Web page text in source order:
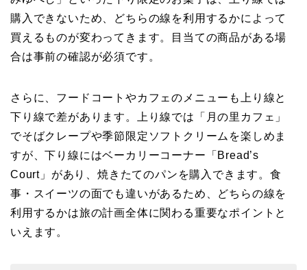
購入できないため、どちらの線を利用するかによって
買えるものが変わってきます。目当ての商品がある場
合は事前の確認が必須です。
さらに、フードコートやカフェのメニューも上り線と
下り線で差があります。上り線では「月の里カフェ」
でそばクレープや季節限定ソフトクリームを楽しめま
すが、下り線にはベーカリーコーナー「Bread’s
Court」があり、焼きたてのパンを購入できます。食
事・スイーツの面でも違いがあるため、どちらの線を
利用するかは旅の計画全体に関わる重要なポイントと
いえます。